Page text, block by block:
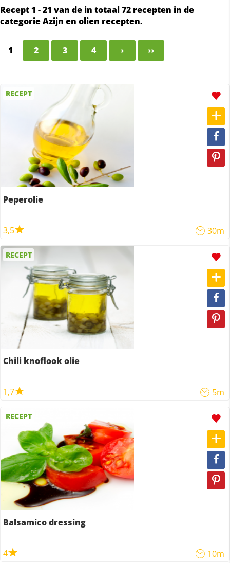
Recept 1 - 21 van de in totaal 72 recepten in de
categorie Azijn en olien recepten.
1 2 3 4 › ››
RECEPT
Peperolie
3,5 30m
RECEPT
Chili knoflook olie
1,7 5m
RECEPT
Balsamico dressing
4 10m